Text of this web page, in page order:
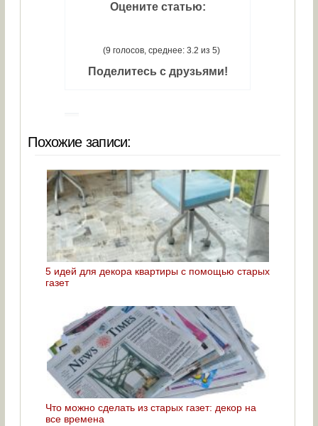
Оцените статью:
(9 голосов, среднее: 3.2 из 5)
Поделитесь с друзьями!
Похожие записи:
5 идей для декора квартиры с помощью старых
газет
Что можно сделать из старых газет: декор на
все времена